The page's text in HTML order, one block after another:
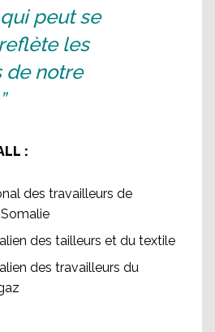
peut se
les
de notre
:
des travailleurs de
des tailleurs et du textile
des travailleurs du